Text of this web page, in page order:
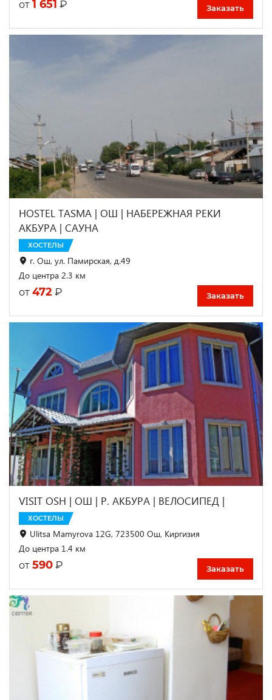
от 1 651 ₽ Заказать
HOSTEL TASMA | ОШ | НАБЕРЕЖНАЯ РЕКИ
АКБУРА | САУНА
ХОСТЕЛЫ
г. Ош, ул. Памирская, д.49
До центра 2.3 км
от 472 ₽ Заказать
VISIT OSH | ОШ | Р. АКБУРА | ВЕЛОСИПЕД |
ХОСТЕЛЫ
Ulitsa Mamyrova 12G, 723500 Ош, Киргизия
До центра 1.4 км
от 590 ₽ Заказать